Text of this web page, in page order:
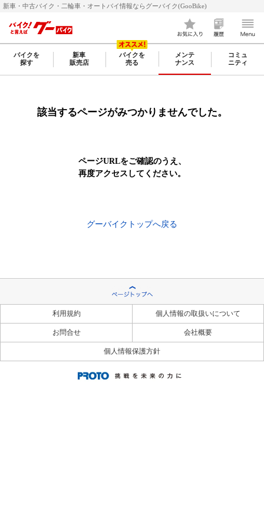
新車・中古バイク・二輪車・オートバイ情報ならグーバイク(GooBike)
バイクを
探す
新車
販売店
バイクを
売る
メンテ
ナンス
コミュ
ニティ
該当するページがみつかりませんでした。
ページURLをご確認のうえ、
再度アクセスしてください。
グーバイクトップへ戻る
利用規約 個人情報の取扱いについて
お問合せ 会社概要
個人情報保護方針